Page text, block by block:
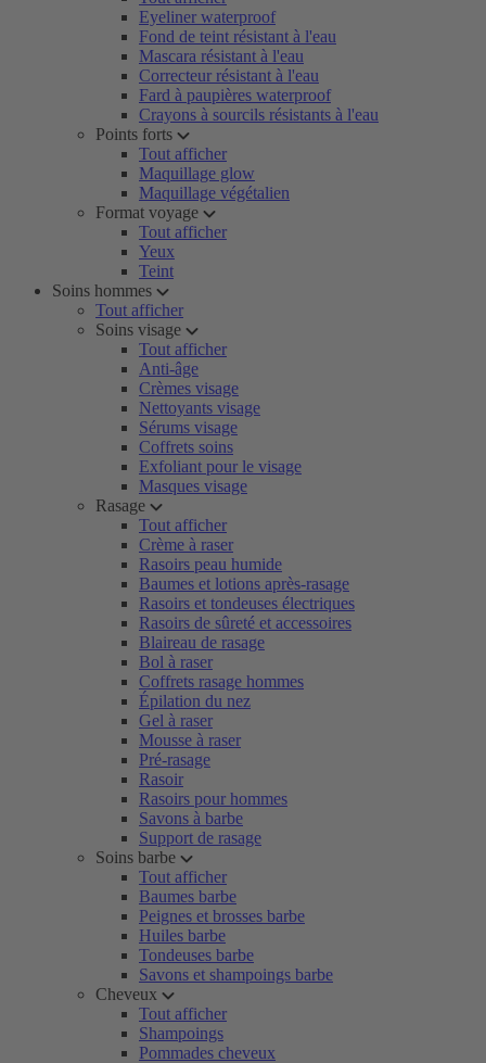
Eyeliner waterproof
Fond de teint résistant à l'eau
Mascara résistant à l'eau
Correcteur résistant à l'eau
Fard à paupières waterproof
Crayons à sourcils résistants à l'eau
Points forts
Tout afficher
Maquillage glow
Maquillage végétalien
Format voyage
Tout afficher
Yeux
Teint
Soins hommes
Tout afficher
Soins visage
Tout afficher
Anti-âge
Crèmes visage
Nettoyants visage
Sérums visage
Coffrets soins
Exfoliant pour le visage
Masques visage
Rasage
Tout afficher
Crème à raser
Rasoirs peau humide
Baumes et lotions après-rasage
Rasoirs et tondeuses électriques
Rasoirs de sûreté et accessoires
Blaireau de rasage
Bol à raser
Coffrets rasage hommes
Épilation du nez
Gel à raser
Mousse à raser
Pré-rasage
Rasoir
Rasoirs pour hommes
Savons à barbe
Support de rasage
Soins barbe
Tout afficher
Baumes barbe
Peignes et brosses barbe
Huiles barbe
Tondeuses barbe
Savons et shampoings barbe
Cheveux
Tout afficher
Shampoings
Pommades cheveux